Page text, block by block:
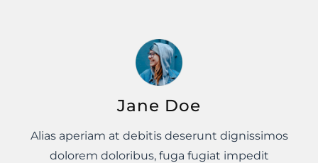
Jane Doe
Alias aperiam at debitis deserunt dignissimos
dolorem doloribus, fuga fugiat impedit